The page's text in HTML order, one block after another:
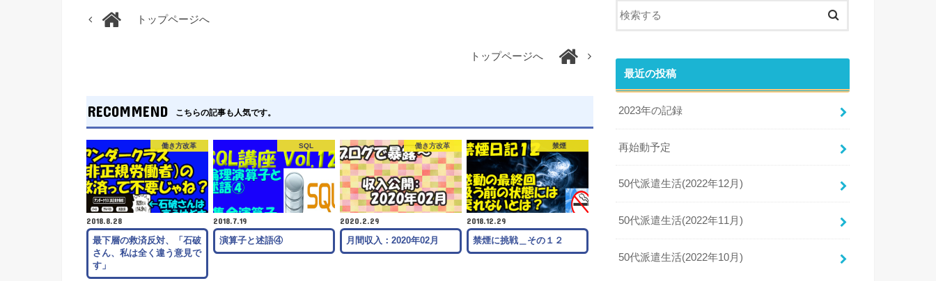
トップページへ
トップページへ
RECOMMEND こちらの記事も人気です。
働き方改革
2018.8.28
最下層の救済反対、「石破
さん、私は全く違う意見で
す」
SQL
2018.7.19
演算子と述語④
働き方改革
2020.2.29
月間収入：2020年02月
禁煙
2018.12.29
禁煙に挑戦＿その１２
最近の投稿
2023年の記録
再始動予定
50代派遣生活(2022年12月)
50代派遣生活(2022年11月)
50代派遣生活(2022年10月)